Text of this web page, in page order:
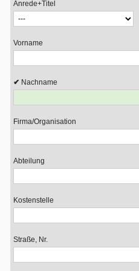
Anrede+Titel
Vorname
Nachname
Firma/Organisation
Abteilung
Kostenstelle
Straße, Nr.